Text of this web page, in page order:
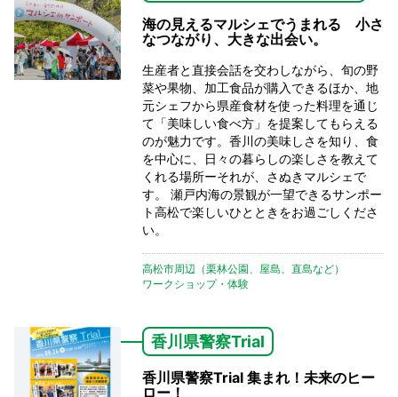
海の見えるマルシェでうまれる 小さ
なつながり、大きな出会い。
生産者と直接会話を交わしながら、旬の野
菜や果物、加工食品が購入できるほか、地
元シェフから県産食材を使った料理を通じ
て「美味しい食べ方」を提案してもらえる
のが魅力です。香川の美味しさを知り、食
を中心に、日々の暮らしの楽しさを教えて
くれる場所ーそれが、さぬきマルシェで
す。 瀬戸内海の景観が一望できるサンポー
ト高松で楽しいひとときをお過ごしくださ
い。
高松市周辺（栗林公園、屋島、直島など）
ワークショップ・体験
香川県警察Trial
香川県警察Trial 集まれ！未来のヒー
ロー！